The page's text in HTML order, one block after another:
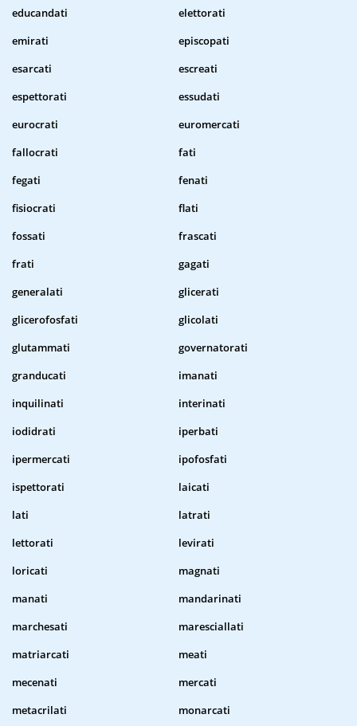
educandati
elettorati
emirati
episcopati
esarcati
escreati
espettorati
essudati
eurocrati
euromercati
fallocrati
fati
fegati
fenati
fisiocrati
flati
fossati
frascati
frati
gagati
generalati
glicerati
glicerofosfati
glicolati
glutammati
governatorati
granducati
imanati
inquilinati
interinati
iodidrati
iperbati
ipermercati
ipofosfati
ispettorati
laicati
lati
latrati
lettorati
levirati
loricati
magnati
manati
mandarinati
marchesati
maresciallati
matriarcati
meati
mecenati
mercati
metacrilati
monarcati